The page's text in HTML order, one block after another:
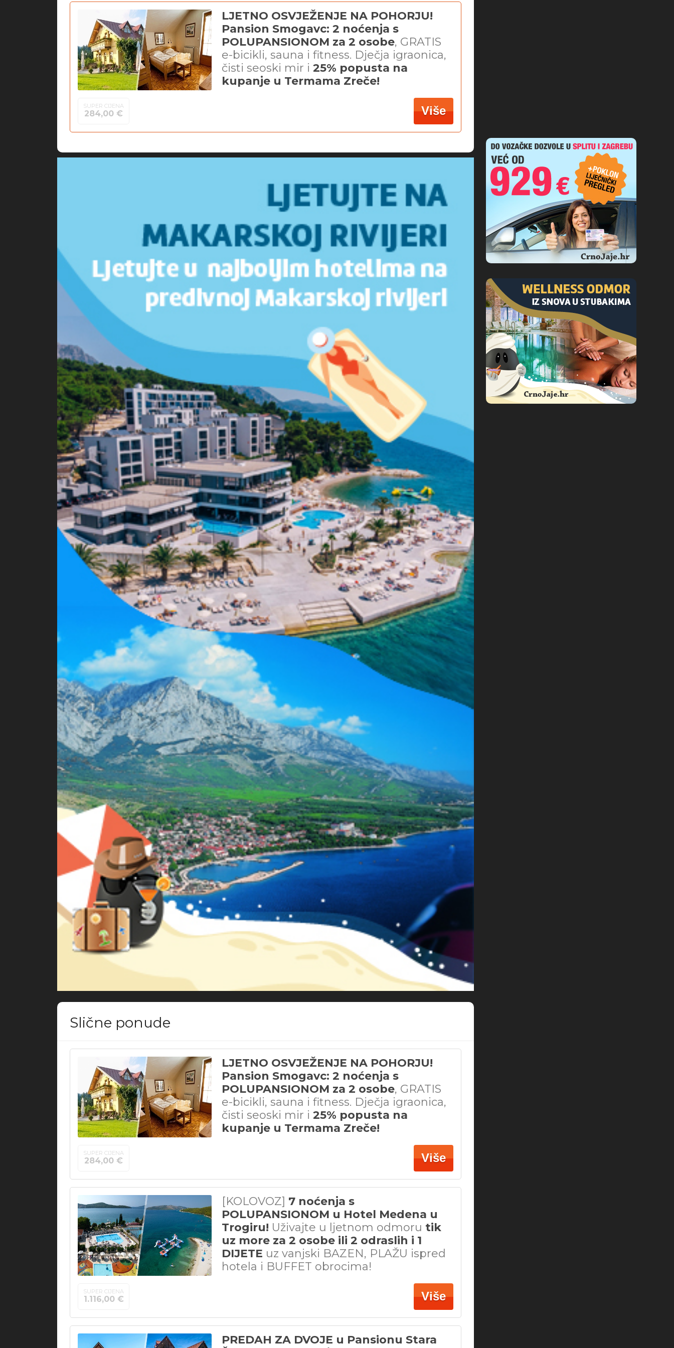
LJETNO OSVJEŽENJE NA POHORJU!
Pansion Smogavc: 2 noćenja s
POLUPANSIONOM za 2 osobe, GRATIS
e-bicikli, sauna i fitness. Dječja igraonica,
čisti seoski mir i 25% popusta na
kupanje u Termama Zreče!
SUPER CIJENA
284,00 € Više
Slične ponude
LJETNO OSVJEŽENJE NA POHORJU!
Pansion Smogavc: 2 noćenja s
POLUPANSIONOM za 2 osobe, GRATIS
e-bicikli, sauna i fitness. Dječja igraonica,
čisti seoski mir i 25% popusta na
kupanje u Termama Zreče!
SUPER CIJENA
284,00 € Više
[KOLOVOZ] 7 noćenja s
POLUPANSIONOM u Hotel Medena u
Trogiru! Uživajte u ljetnom odmoru tik
uz more za 2 osobe ili 2 odraslih i 1
DIJETE uz vanjski BAZEN, PLAŽU ispred
hotela i BUFFET obrocima!
SUPER CIJENA
1.116,00 € Više
PREDAH ZA DVOJE u Pansionu Stara